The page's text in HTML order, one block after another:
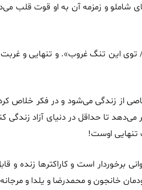
شاملو و زمزمه آن به او قوت قلب
توی این تنگ غروب». و تنهایی و
از زندگی می‌شود و در فکر خلاص
تا حداقل در دنیای آزاد زندگی
اوست!
برخوردار است و کاراکترها زنده و
خانجون و محمد‌رضا و یلدا و